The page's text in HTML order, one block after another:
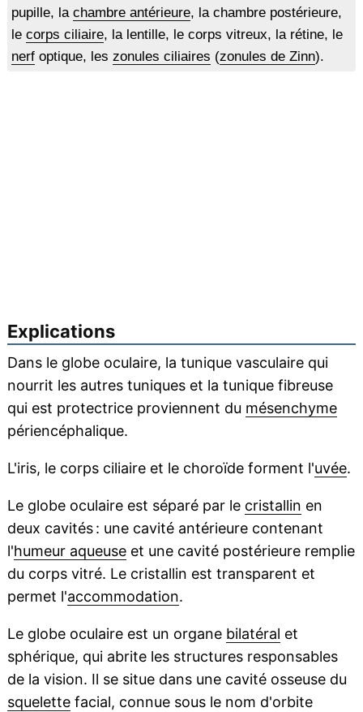
pupille, la chambre antérieure, la chambre postérieure,
le corps ciliaire, la lentille, le corps vitreux, la rétine, le
nerfoptique, les zonules ciliaires (zonules de Zinn).
Explications
Dans le globe oculaire, la tunique vasculaire qui
nourrit les autres tuniques et la tunique fibreuse
qui est protectrice proviennent du mésenchyme
périencéphalique.
L'iris, le corps ciliaire et le choroïde forment l'uvée.
Le globe oculaire est séparé par le cristallin en
deux cavités : une cavité antérieure contenant
l'humeur aqueuseet une cavité postérieure remplie
du corps vitré. Le cristallin est transparent et
permet l'accommodation.
Le globe oculaire est un organe bilatéral et
sphérique, qui abrite les structures responsables
de la vision. Il se situe dans une cavité osseuse du
squelettefacial, connue sous le nom d'orbite